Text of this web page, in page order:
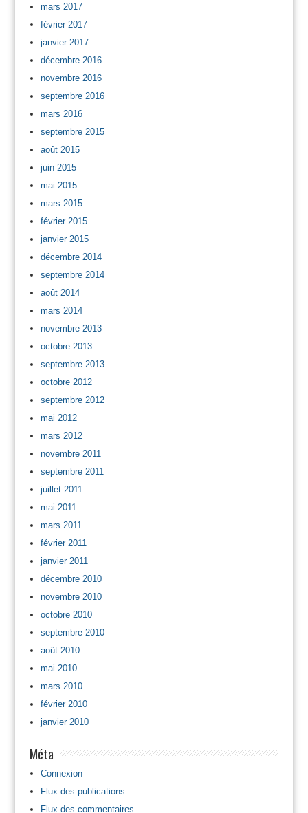
mars 2017
février 2017
janvier 2017
décembre 2016
novembre 2016
septembre 2016
mars 2016
septembre 2015
août 2015
juin 2015
mai 2015
mars 2015
février 2015
janvier 2015
décembre 2014
septembre 2014
août 2014
mars 2014
novembre 2013
octobre 2013
septembre 2013
octobre 2012
septembre 2012
mai 2012
mars 2012
novembre 2011
septembre 2011
juillet 2011
mai 2011
mars 2011
février 2011
janvier 2011
décembre 2010
novembre 2010
octobre 2010
septembre 2010
août 2010
mai 2010
mars 2010
février 2010
janvier 2010
Méta
Connexion
Flux des publications
Flux des commentaires